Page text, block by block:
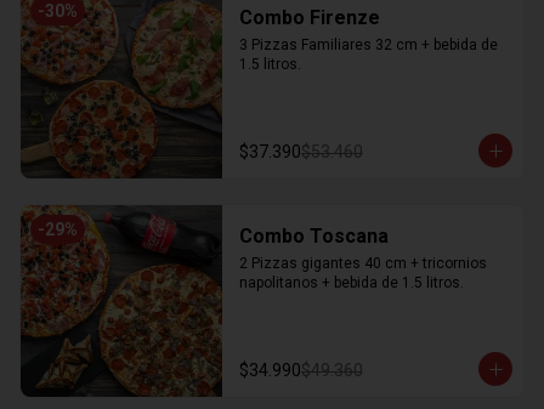
-30% Combo Firenze
3 Pizzas Familiares 32 cm + bebida de
1.5 litros.
$37.390$53.460
-29% Combo Toscana
2 Pizzas gigantes 40 cm + tricornios
napolitanos + bebida de 1.5 litros.
$34.990$49.360